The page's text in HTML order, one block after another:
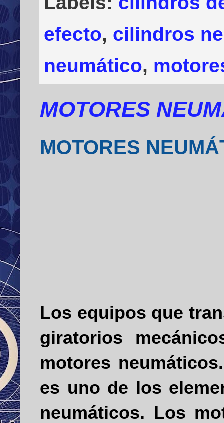
efecto, cilindros
neumático,
MOTORES
MOTORES
Los equipos que
gira­torios
motores
es uno de los
neumáticos. Los